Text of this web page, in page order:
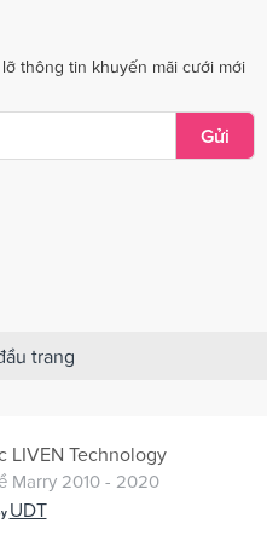
thông tin khuyến mãi cưới mới
Gửi
trang
LIVEN Technology
Marry 2010 - 2020
UDT